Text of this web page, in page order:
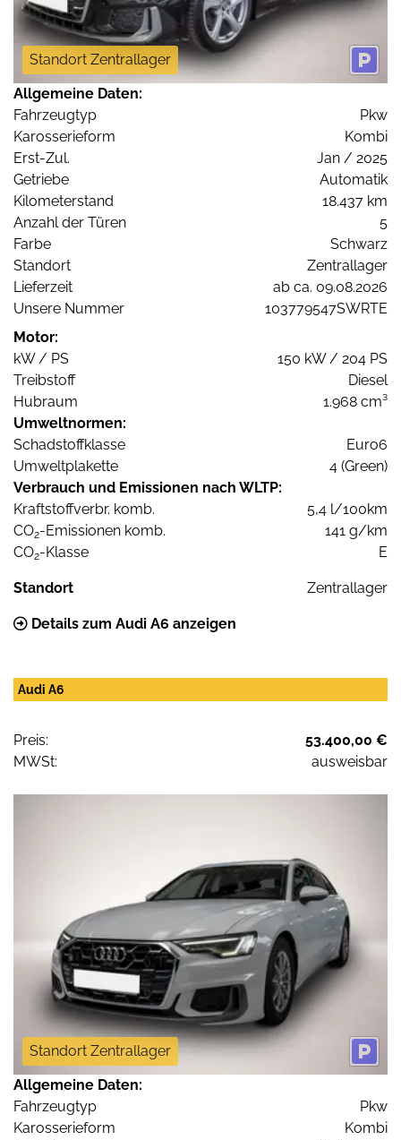
Standort Zentrallager
Allgemeine Daten:
Fahrzeugtyp
Pkw
Karosserieform
Kombi
Erst-Zul.
Jan / 2025
Getriebe
Automatik
Kilometerstand
18.437 km
Anzahl der Türen
5
Farbe
Schwarz
Standort
Zentrallager
Lieferzeit
ab ca. 09.08.2026
Unsere Nummer
103779547SWRTE
Motor:
kW / PS
150 kW / 204 PS
Treibstoff
Diesel
Hubraum
1.968 cm³
Umweltnormen:
Schadstoffklasse
Euro6
Umweltplakette
4 (Green)
Verbrauch und Emissionen nach WLTP:
Kraftstoffverbr. komb.
5,4 l/100km
CO2-Emissionen komb.
141 g/km
CO2-Klasse E
Standort Zentrallager
Details zum Audi A6 anzeigen
Audi A6
Preis:
53.400,00 €
MWSt:
ausweisbar
Standort Zentrallager
Allgemeine Daten:
Fahrzeugtyp
Pkw
Karosserieform
Kombi